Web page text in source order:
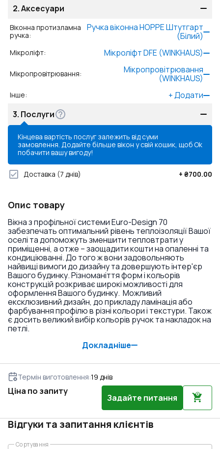
2.Аксесуари
Віконна протизламна
ручка:
Ручка віконна HOPPE Штутгарт
(Білий)
Мікроліфт: Мікроліфт DFE (WINKHAUS)
Мікропровітрювання:
Мікропровітрювання
(WINKHAUS)
Інше: +Додати
3. Послуги
Кінцева вартість послуг залежить від суми
замовлення. Додайте більше вікон у свій кошик, щоб
побачити вашу вигоду!
Ok
Доставка (7 днів) + ₴700.00
Опис товару
Вікна з профільної системи Euro-Design 70
забезпечать оптимальний рівень теплоізоляції Вашої
оселі та допоможуть зменшити тепловтрати у
приміщенні, а отже – заощадити кошти на опаленні та
кондиціюванні. До того ж вони задовольняють
найвищі вимоги до дизайну та довершують інтер'єр
Вашого будинку. Різноманіття форм і кольорів
конструкцій розкриває широкі можливості для
оформлення Вашого будинку. Можливий
ексклюзивний дизайн, до прикладу ламінація або
фарбування профілю в різні кольори і текстури. Також
є досить великий вибір кольорів ручок та накладок на
петлі.
Докладніше
Термін виготовлення:19 днів
Ціна по запиту
Задайте питання
Відгуки та запитання клієнтів
Сортування